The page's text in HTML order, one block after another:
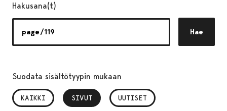
Hakusana(t)
Hae
Suodata sisältötyypin mukaan
KAIKKI SIVUT
, VALITTU UUTISET